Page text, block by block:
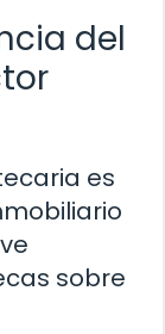
del
es
sobre